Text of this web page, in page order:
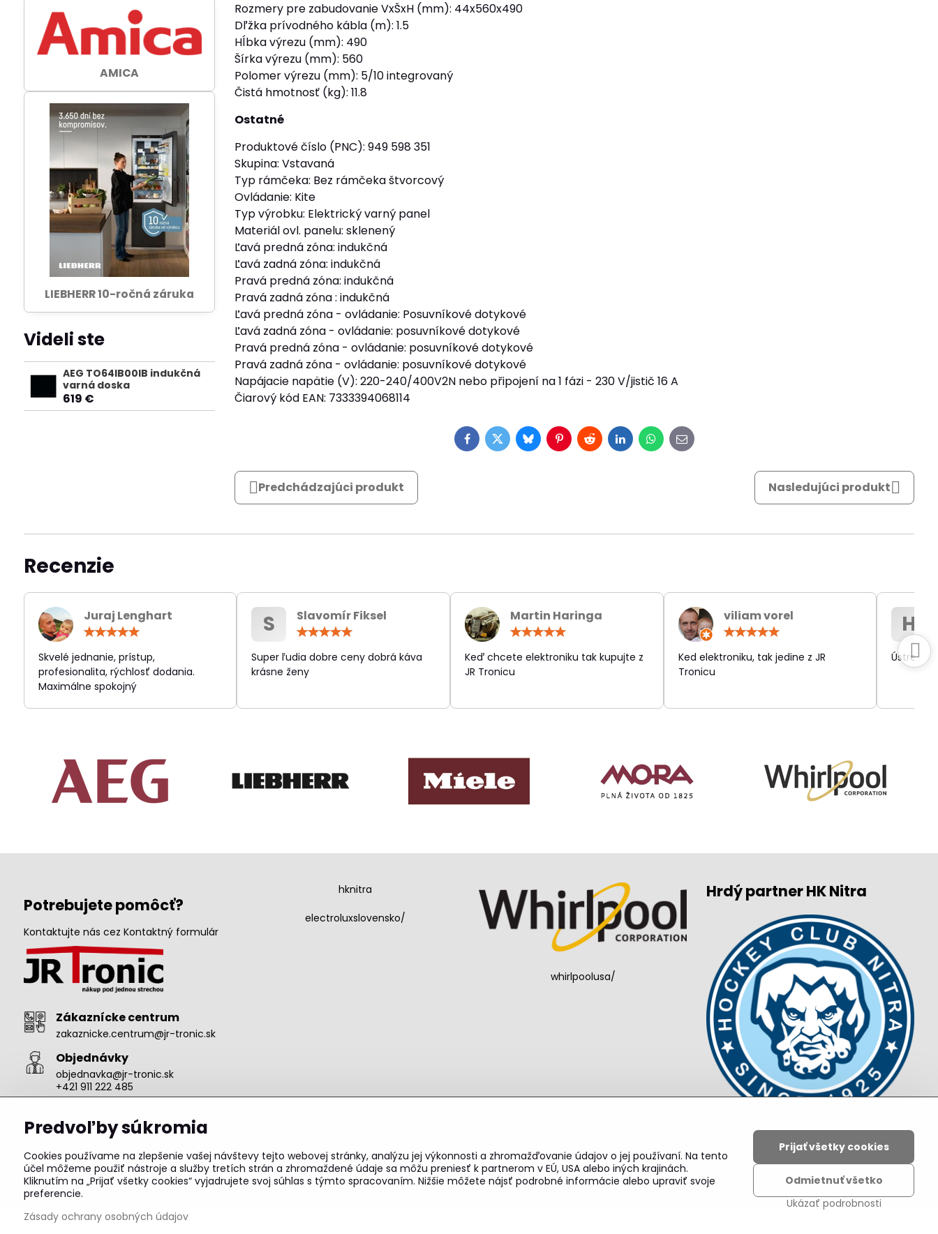
Rozmery pre zabudovanie VxŠxH (mm): 44x560x490
Dľžka prívodného kábla (m): 1.5
Hĺbka výrezu (mm): 490
Šírka výrezu (mm): 560
Polomer výrezu (mm): 5/10 integrovaný
Čistá hmotnosť (kg): 11.8
Ostatné
Produktové číslo (PNC): 949 598 351
Skupina: Vstavaná
Typ rámčeka: Bez rámčeka štvorcový
Ovládanie: Kite
Typ výrobku: Elektrický varný panel
Materiál ovl. panelu: sklenený
Ľavá predná zóna: indukčná
Ľavá zadná zóna: indukčná
Pravá predná zóna: indukčná
Pravá zadná zóna : indukčná
Ľavá predná zóna - ovládanie: Posuvníkové dotykové
Ľavá zadná zóna - ovládanie: posuvníkové dotykové
Pravá predná zóna - ovládanie: posuvníkové dotykové
Pravá zadná zóna - ovládanie: posuvníkové dotykové
Napájacie napätie (V): 220-240/400V2N nebo připojení na 1 fázi - 230 V/jistič 16 A
Čiarový kód EAN: 7333394068114
Facebook
TwitterBlueskyPinterest
RedditLinkedInWhatsApp
E-
mail
Predchádzajúci produkt Nasledujúci produkt
AMICA
LIEBHERR 10-ročná záruka
Videli ste
AEG TO64IB00IB indukčná
varná doska
619 €
Recenzie
Juraj Lenghart
Skvelé jednanie, prístup,
profesionalita, rýchlosť dodania.
Maximálne spokojný
S
Slavomír Fiksel
/
5
Super ľudia dobre ceny dobrá káva
krásne ženy
Martin Haringa
/
5
Keď chcete elektroniku tak kupujte z
JR Tronicu
viliam vorel
/
5
Ked elektroniku, tak jedine z JR
Tronicu
H
Potrebujete pomôcť?
Kontaktujte nás cez Kontaktný formulár
Zákaznícke centrum
zakaznicke.centrum@jr-tronic.sk
Objednávky
objednavka@jr-tronic.sk
+421 911 222 485
hknitra
electroluxslovensko/
whirlpoolusa/
Hrdý partner HK Nitra
©2026CopyrightPredvoľby súkromiaZásady ochrany osobných údajov
Vytvorené pomocou: BiznisWeb.sk
Predvoľby súkromia
Cookies používame na zlepšenie vašej návštevy tejto webovej stránky, analýzu jej výkonnosti a zhromažďovanie údajov o jej používaní. Na tento
účel môžeme použiť nástroje a služby tretích strán a zhromaždené údaje sa môžu preniesť k partnerom v EÚ, USA alebo iných krajinách.
Kliknutím na „Prijať všetky cookies“ vyjadrujete svoj súhlas s týmto spracovaním. Nižšie môžete nájsť podrobné informácie alebo upraviť svoje
preferencie.
Zásady ochrany osobných údajov
Ukázať podrobnosti
Prijať všetky cookies
Odmietnuť všetko